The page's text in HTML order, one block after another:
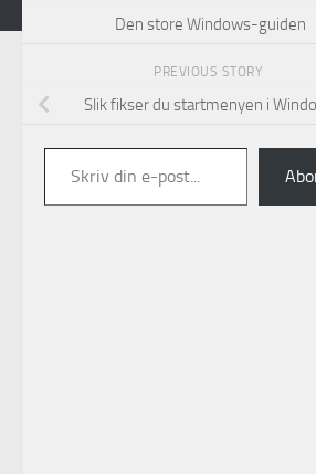
Den store Windows-guiden
PREVIOUS STORY
Slik fikser du startmenyen i
Skriv din e-post...